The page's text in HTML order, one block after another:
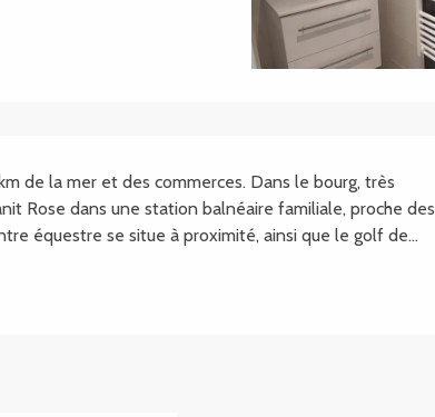
de la mer et des commerces. Dans le bourg, très
Rose dans une station balnéaire familiale, proche des
équestre se situe à proximité, ainsi que le golf de...